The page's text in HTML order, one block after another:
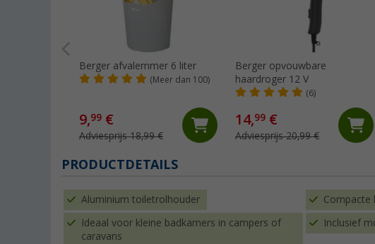
Berger afvalemmer 6 liter
(Meer dan 100)
9,99 €
Adviesprijs 18,99 €
Berger opvouwbare
haardroger 12 V
(6)
14,99 €
Adviesprijs 20,99 €
PRODUCTDETAILS
Aluminium toiletrolhouder Compacte
Ideaal voor kleine badkamers in campers of
caravans
Inclusief